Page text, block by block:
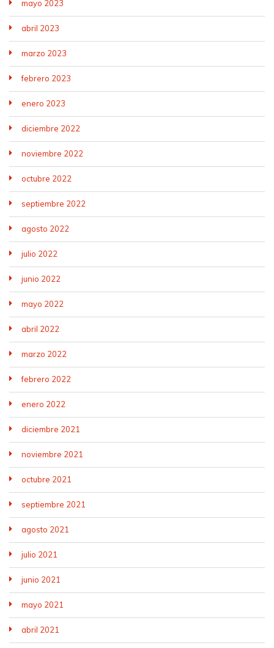
mayo 2023
abril 2023
marzo 2023
febrero 2023
enero 2023
diciembre 2022
noviembre 2022
octubre 2022
septiembre 2022
agosto 2022
julio 2022
junio 2022
mayo 2022
abril 2022
marzo 2022
febrero 2022
enero 2022
diciembre 2021
noviembre 2021
octubre 2021
septiembre 2021
agosto 2021
julio 2021
junio 2021
mayo 2021
abril 2021